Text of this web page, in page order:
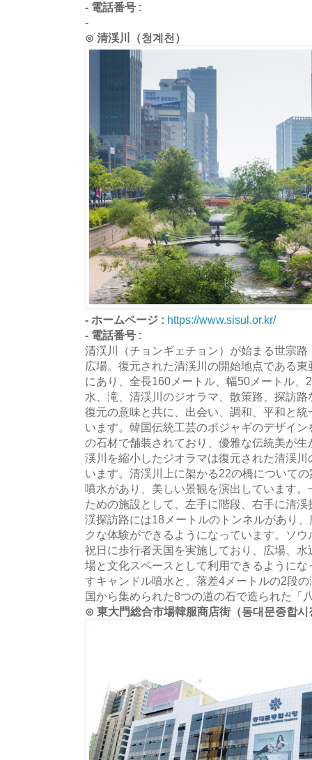
- 電話番号 :
-
⊙ 清渓川（청계천）
- ホームページ : https://www.sisul.or.kr/
- 電話番号 :
清渓川（チョンギェチョン）が始まる世宗
広場。復元された清渓川の開始地点である
にあり、全長160メートル、幅50メートル、
水、滝、清渓川のジオラマ、散策路、探訪
復元の意味と共に、出会い、調和、平和と
います。韓国伝統工芸のポジャギのデザイ
の石材で舗装されており、優雅な伝統美が
渓川を縮小したジオラマは復元された清渓
います。清渓川上に架かる22の橋について
噴水があり、美しい景観を演出しています
ための施設として、左手に階段、右手に清
渓探訪路には18メートルのトンネルがあり
クな体験ができるようになっています。ソ
祝日に歩行者天国を実施しており、広場、
場と文化スペースとして利用できるように
すキャンドル噴水と、落差4メートルの2段
国から集められた8つの道の石で造られた「
⊙ 東大門総合市場韓服商店街（동대문종합시